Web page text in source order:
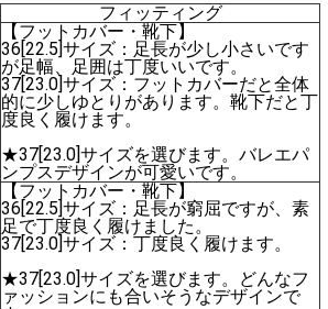
フィッティング
【フットカバー・靴下】
36[22.5]サイズ：足長が少し小さいです
が足幅、足囲は丁度いいです。
37[23.0]サイズ：フットカバーだと全体
的に少しゆとりがあります。靴下だと丁
度良く履けます。
★37[23.0]サイズを選びます。バレエパ
ンプスデザインが可愛いです。
【フットカバー・靴下】
36[22.5]サイズ：足長が窮屈ですが、素
足で丁度良く履けました。
37[23.0]サイズ：丁度良く履けます。
★37[23.0]サイズを選びます。どんなフ
ァッションにも合いそうなデザインで